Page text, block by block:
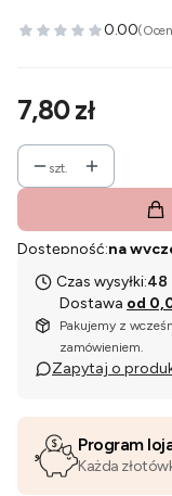
0.00
Cena
7,80 zł
szt.
Dostępność:na
Czas wysyłki:48
Dostawa od
Pakujemy z
zamówieniem.
Zapytaj o
Program
Każda